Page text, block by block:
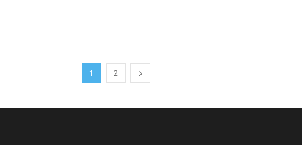
1 2